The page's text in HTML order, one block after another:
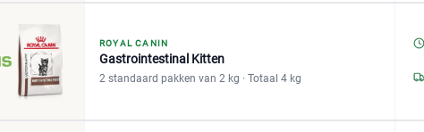
ROYAL CANIN
Gastrointestinal Kitten
2 standaard pakken van 2 kg · Totaal 4 kg